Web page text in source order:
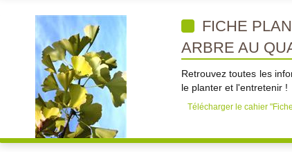
FICHE
ARBRE AU
Retrouvez toutes les
le planter et l'entretenir !
Télécharger le cahier